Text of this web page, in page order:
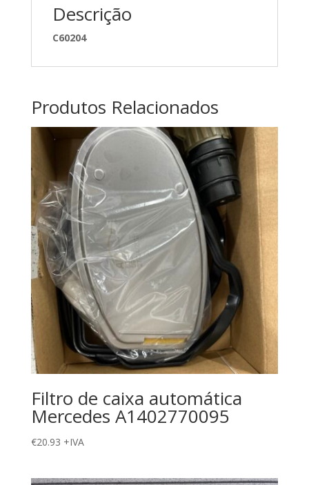
Descrição
C60204
Produtos Relacionados
Filtro de caixa automática
Mercedes A1402770095
€20.93 +IVA